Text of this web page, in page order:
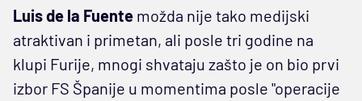
Luis de la Fuente možda nije tako medijski
atraktivan i primetan, ali posle tri godine na
klupi Furije, mnogi shvataju zašto je on bio prvi
izbor FS Španije u momentima posle "operacije